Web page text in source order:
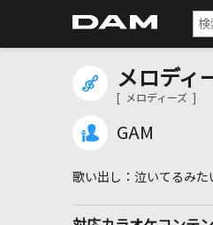
メロディ
[ メロディーズ ]
GAM
泣いてるみ